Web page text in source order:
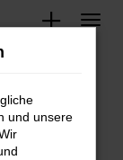
und unsere